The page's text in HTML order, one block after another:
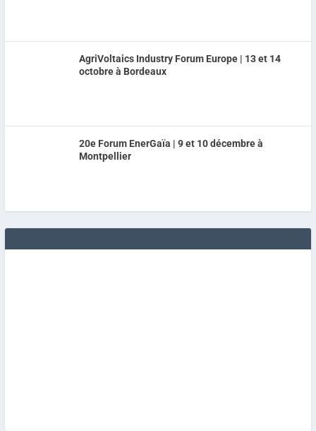
AgriVoltaics Industry Forum Europe | 13 et 14
octobre à Bordeaux
20e Forum EnerGaïa | 9 et 10 décembre à
Montpellier